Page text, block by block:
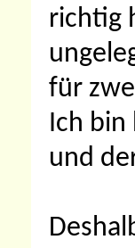
richtig
für
Ich bin
und